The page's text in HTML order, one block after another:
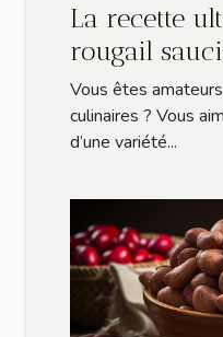
La recette
rougail
Vous êtes
culinaires ? Vous
d’une variété...